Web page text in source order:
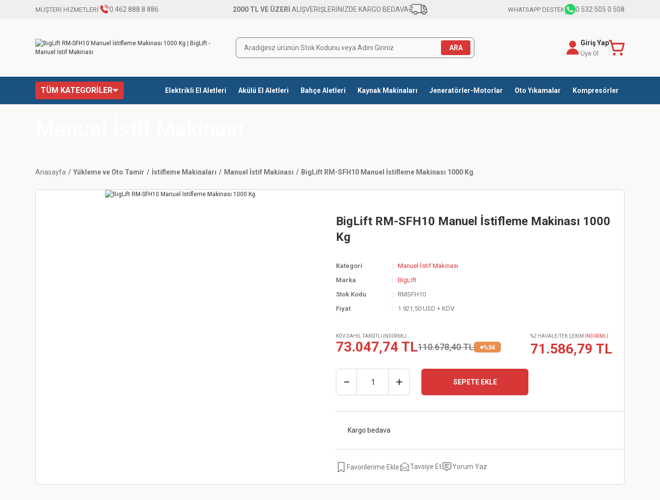
MÜŞTERİ HİZMETLERİ 0 462 888 8 886 2000 TL VE ÜZERİ ALIŞVERİŞLERİNİZDE KARGO BEDAVA WHATSAPP DESTEK 0 532 505 0 508
ARA
Giriş Yap
Üye Ol
TÜM KATEGORİLER Elektrikli El Aletleri Akülü El Aletleri Bahçe Aletleri Kaynak Makinaları Jeneratörler-Motorlar Oto Yıkamalar Kompresörler
Anasayfa Yükleme ve Oto Tamir İstifleme Makinaları Manuel İstif Makinası BigLift RM-SFH10 Manuel İstifleme Makinası 1000 Kg
BigLift RM-SFH10 Manuel İstifleme Makinası 1000
Kg
Kategori
Manuel İstif Makinası
Marka
BigLift
Stok Kodu
RMSFH10
Fiyat
1.921,50 USD + KDV
KDV DAHİL TAKSİTLİ İNDİRİMLİ
73.047,74 TL110.678,40 TL %34
%2 HAVALE/TEK ÇEKİM İNDİRİMLİ
71.586,79 TL
SEPETE EKLE
Kargo bedava
Tavsiye Et Yorum Yaz